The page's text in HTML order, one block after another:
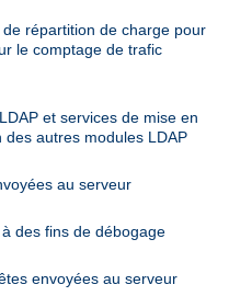
répartition de charge pour
le comptage de trafic
et services de mise en
autres modules LDAP
au serveur
des fins de débogage
envoyées au serveur